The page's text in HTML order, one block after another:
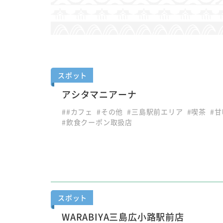
スポット
アシタマニアーナ
##カフェ #その他 #三島駅前エリア #喫茶 #
#飲食クーポン取扱店
スポット
WARABIYA三島広小路駅前店